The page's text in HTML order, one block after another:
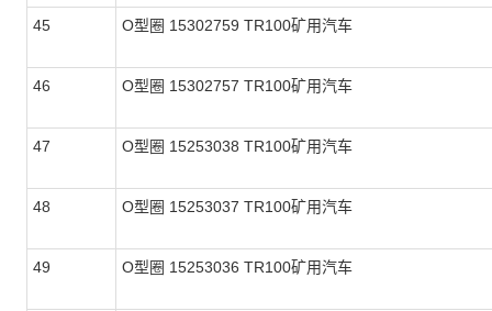
45 O型圈 15302759 TR100矿用汽车
46 O型圈 15302757 TR100矿用汽车
47 O型圈 15253038 TR100矿用汽车
48 O型圈 15253037 TR100矿用汽车
49 O型圈 15253036 TR100矿用汽车